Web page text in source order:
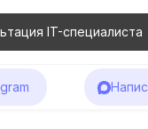
IT-специалиста